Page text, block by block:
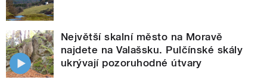
Největší skalní město na Moravě
najdete na Valašsku. Pulčínské skály
ukrývají pozoruhodné útvary